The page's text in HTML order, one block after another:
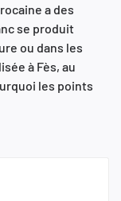
a des
se produit
ou dans les
à Fès, au
les points